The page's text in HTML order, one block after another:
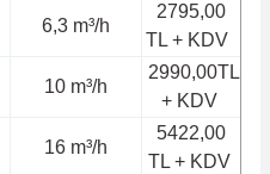
6,3 m³/h
2795,00
TL + KDV
10 m³/h
2990,00TL
+ KDV
16 m³/h
5422,00
TL + KDV